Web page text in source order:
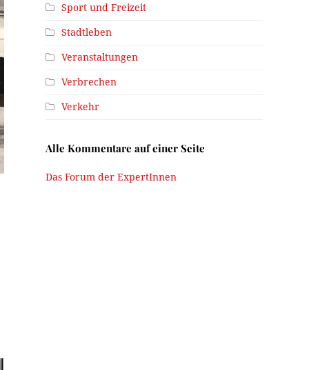
Sport und Freizeit
Stadtleben
Veranstaltungen
Verbrechen
Verkehr
Alle Kommentare auf einer Seite
Das Forum der ExpertInnen